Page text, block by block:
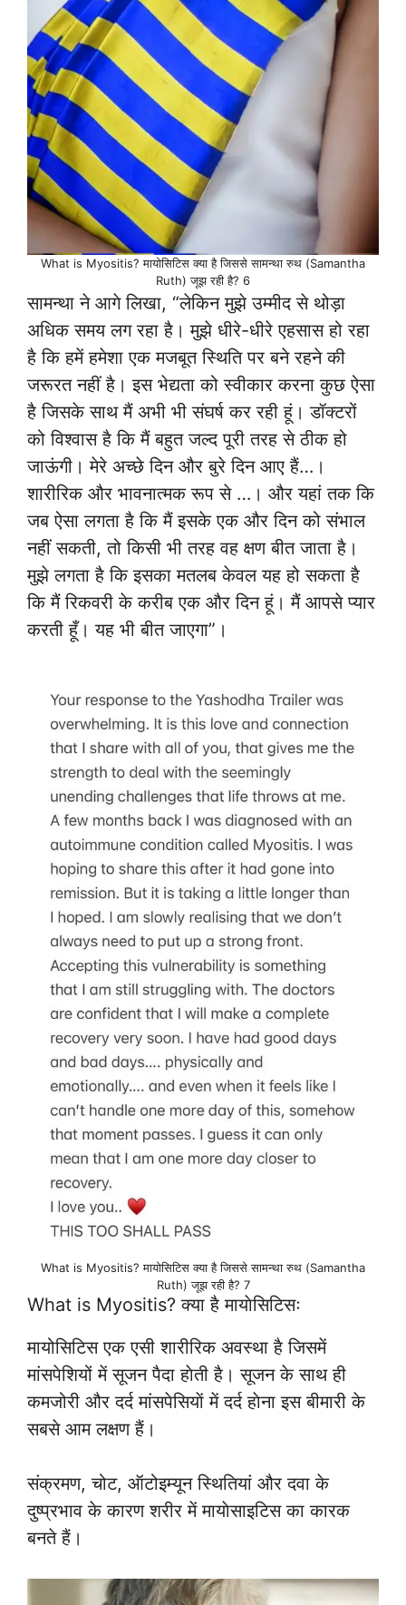
What is Myositis? मायोसिटिस क्या है जिससे सामन्था रुथ (Samantha
Ruth) जूझ रही है? 6
सामन्था ने आगे लिखा, “लेकिन मुझे उम्मीद से थोड़ा
अधिक समय लग रहा है। मुझे धीरे-धीरे एहसास हो रहा
है कि हमें हमेशा एक मजबूत स्थिति पर बने रहने की
जरूरत नहीं है। इस भेद्यता को स्वीकार करना कुछ ऐसा
है जिसके साथ मैं अभी भी संघर्ष कर रही हूं। डॉक्टरों
को विश्वास है कि मैं बहुत जल्द पूरी तरह से ठीक हो
जाऊंगी। मेरे अच्छे दिन और बुरे दिन आए हैं…।
शारीरिक और भावनात्मक रूप से …। और यहां तक कि
जब ऐसा लगता है कि मैं इसके एक और दिन को संभाल
नहीं सकती, तो किसी भी तरह वह क्षण बीत जाता है।
मुझे लगता है कि इसका मतलब केवल यह हो सकता है
कि मैं रिकवरी के करीब एक और दिन हूं। मैं आपसे प्यार
करती हूँ। यह भी बीत जाएगा”।
What is Myositis? मायोसिटिस क्या है जिससे सामन्था रुथ (Samantha
Ruth) जूझ रही है? 7
What is Myositis? क्या है मायाेसिटिसः
मायोसिटिस एक एसी शारीरिक अवस्था है जिसमें
मांसपेशियों में सूजन पैदा हाेती है। सूजन के साथ ही
कमजोरी और दर्द मांसपेसियाें में दर्द हाेना इस बीमारी के
सबसे आम लक्षण हैं।
संक्रमण, चोट, ऑटोइम्यून स्थितियां और दवा के
दुष्प्रभाव के कारण शरीर में मायाेसाइटिस का कारक
बनते हैं।